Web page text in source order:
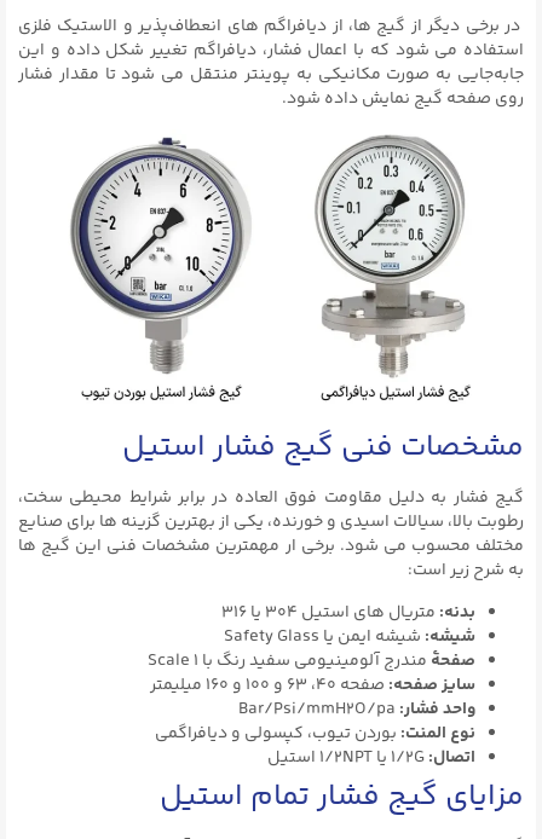
در برخی دیگر از گیج‌ ها، از دیافراگم‌ های انعطاف‌پذیر و الاستیک فلزی
استفاده می‌ شود که با اعمال فشار، دیافراگم تغییر شکل داده و این
جابه‌جایی به صورت مکانیکی به پوینتر منتقل می‌ شود تا مقدار فشار
روی صفحه گیج نمایش داده شود.
مشخصات فنی گیج فشار استیل
گیج فشار به دلیل مقاومت فوق‌ العاده در برابر شرایط محیطی سخت،
رطوبت بالا، سیالات اسیدی و خورنده، یکی از بهترین گزینه‌ ها برای صنایع
مختلف محسوب می‌ شود. برخی ار مهمترین مشخصات فنی این گیج ها
به شرح زیر است:
بدنه: متریال های استیل ۳۰۴ یا ۳۱۶
شیشه: شیشه ایمن یا Safety Glass
صفحۀ مندرج آلومینیومی سفید رنگ با Scale ۱
سایز صفحه: صفحه ۴۰، ۶۳ و ۱۰۰ و ۱۶۰ میلیمتر
واحد فشار:
نوع المنت: بوردن تیوب، کپسولی و دیافراگمی
اتصال:
مزایای گیج فشار تمام استیل